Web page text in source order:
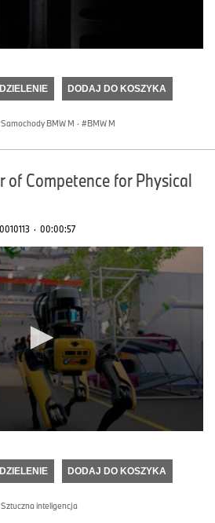
DODAJ DO KOSZYKA
Samochody BMW M · BMW M
of Competence for Physical
· 00:00:57
DODAJ DO KOSZYKA
Sztuczna inteligencja